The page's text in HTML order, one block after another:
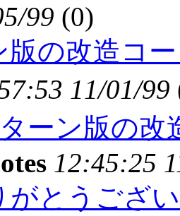
99 (0)
版の改造コ
11/01/99
ーン版の
12:45:25
がとうござ